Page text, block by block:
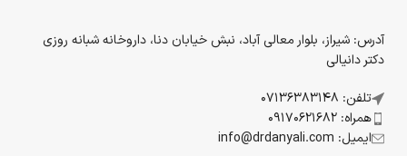
آدرس: شیراز، بلوار معالی آباد، نبش خیابان دنا، داروخانه شبانه روزی
دکتر دانیالی
تلفن: 07136383148
همراه: 09170621682
ایمیل: info@drdanyali.com